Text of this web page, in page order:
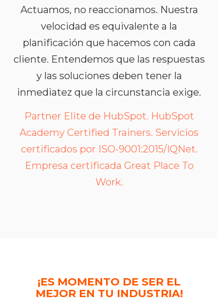
Actuamos, no reaccionamos. Nuestra
velocidad es equivalente a la
planificación que hacemos con cada
cliente. Entendemos que las respuestas
y las soluciones deben tener la
inmediatez que la circunstancia exige.
Partner Elite de HubSpot. HubSpot
Academy Certified Trainers. Servicios
certificados por ISO-9001:2015/IQNet.
Empresa certificada Great Place To
Work.
¡ES MOMENTO DE SER EL
MEJOR EN TU INDUSTRIA!